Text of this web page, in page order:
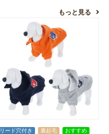
もっと見る
リード穴付き 裏起毛 おすすめ